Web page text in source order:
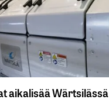
aikalisää Wärtsilässä